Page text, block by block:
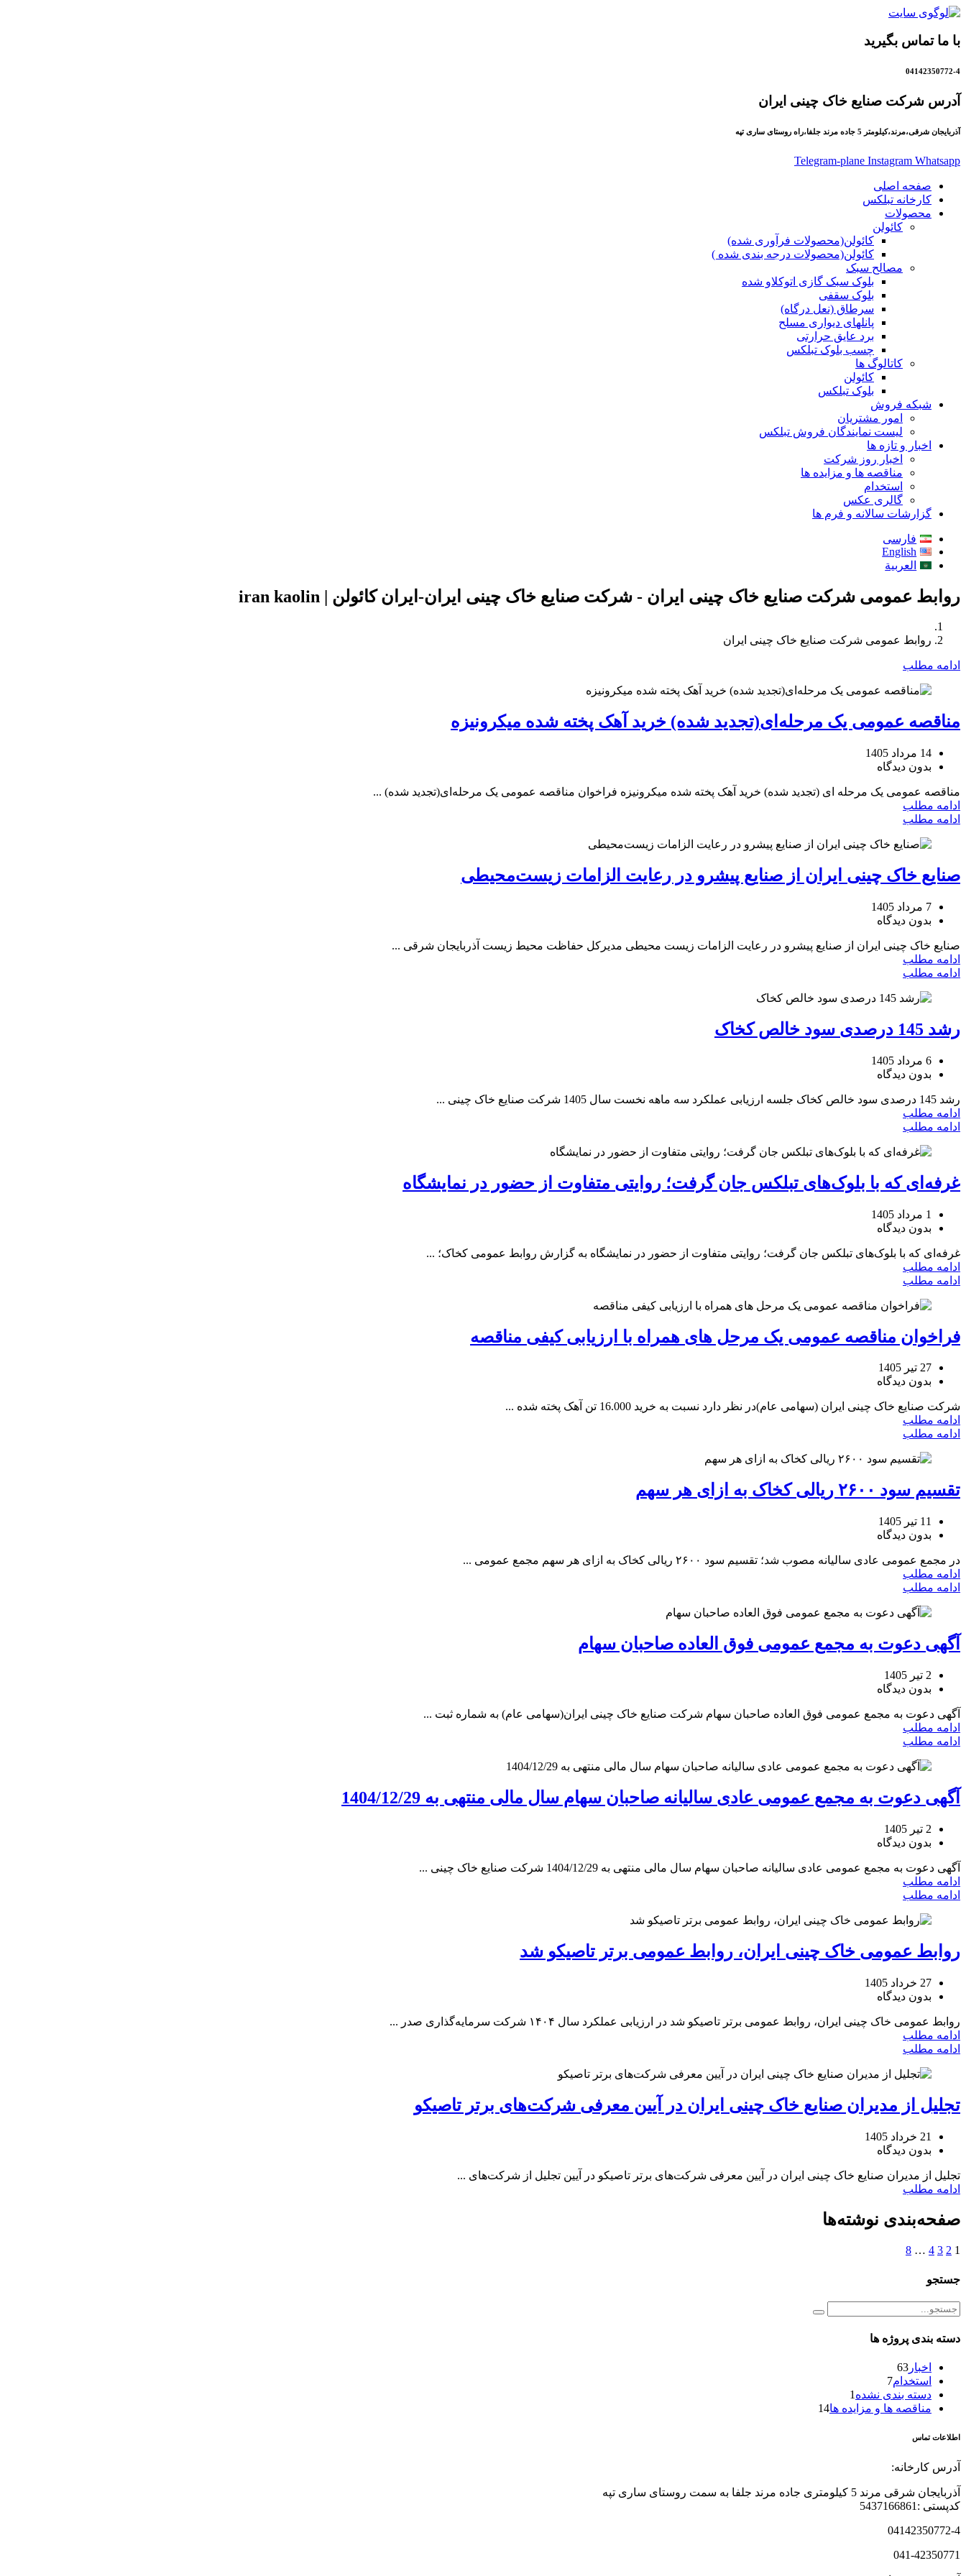
با ما تماس بگیرید
04142350772-4
آدرس شرکت صنایع خاک چینی ایران
آذربایجان شرقی،مرند،کیلومتر 5 جاده مرند جلفا،راه روستای ساری تپه
Telegram-plane Instagram Whatsapp
صفحه اصلی
کارخانه تبلکس
محصولات
کائولن
کائولن(محصولات فرآوری شده)
کائولن(محصولات درجه بندی شده )
مصالح سبک
بلوک سبک گازی اتوکلاو شده
بلوک سقفی
سرطاق (نعل درگاه)
پانلهای دیواری مسلح
برد عایق حرارتی
چسب بلوک تبلکس
کاتالوگ ها
کائولن
بلوک تبلکس
شبکه فروش
امور مشتریان
لیست نمایندگان فروش تبلکس
اخبار و تازه ها
اخبار روز شرکت
مناقصه ها و مزایده ها
استخدام
گالری عکس
گزارشات سالانه و فرم ها
فارسی
English
العربية
روابط عمومی شرکت صنایع خاک چینی ایران - شرکت صنایع خاک چینی ایران-ایران کائولن | iran kaolin
روابط عمومی شرکت صنایع خاک چینی ایران
ادامه مطلب
مناقصه عمومی یک مرحله‌ای(تجدید شده) خرید آهک پخته شده میکرونیزه
14 مرداد 1405
بدون دیدگاه
مناقصه عمومی یک مرحله ای (تجدید شده) خرید آهک پخته شده میکرونیزه فراخوان مناقصه عمومی یک مرحله‌ای(تجدید شده) ...
ادامه مطلب
ادامه مطلب
صنایع خاک چینی ایران از صنایع پیشرو در رعایت الزامات زیست‌محیطی
7 مرداد 1405
بدون دیدگاه
صنایع خاک چینی ایران از صنایع پیشرو در رعایت الزامات زیست‌ محیطی مدیرکل حفاظت محیط زیست آذربایجان شرقی ...
ادامه مطلب
ادامه مطلب
رشد 145 درصدی سود خالص کخاک
6 مرداد 1405
بدون دیدگاه
رشد 145 درصدی سود خالص کخاک جلسه ارزیابی عملکرد سه ماهه نخست سال 1405 شرکت صنایع خاک چینی ...
ادامه مطلب
ادامه مطلب
غرفه‌ای که با بلوک‌های تبلکس جان گرفت؛ روایتی متفاوت از حضور در نمایشگاه
1 مرداد 1405
بدون دیدگاه
غرفه‌ای که با بلوک‌های تبلکس جان گرفت؛ روایتی متفاوت از حضور در نمایشگاه به گزارش روابط عمومی کخاک؛ ...
ادامه مطلب
ادامه مطلب
فراخوان مناقصه عمومی یک مرحل های همراه با ارزیابی کیفی مناقصه
27 تیر 1405
بدون دیدگاه
شرکت صنایع خاک چینی ایران (سهامی عام)در نظر دارد نسبت به خرید 16.000 تن آهک پخته شده ...
ادامه مطلب
ادامه مطلب
تقسیم سود ۲۶۰۰ ریالی کخاک به ازای هر سهم
11 تیر 1405
بدون دیدگاه
در مجمع عمومی عادی سالیانه مصوب شد؛ تقسیم سود ۲۶۰۰ ریالی کخاک به ازای هر سهم مجمع عمومی ...
ادامه مطلب
ادامه مطلب
آگهی دعوت به مجمع عمومی فوق العاده صاحبان سهام
2 تیر 1405
بدون دیدگاه
آگهی دعوت به مجمع عمومی فوق العاده صاحبان سهام شرکت صنایع خاک چینی ایران(سهامی عام) به شماره ثبت ...
ادامه مطلب
ادامه مطلب
آگهی دعوت به مجمع عمومی عادی سالیانه صاحبان سهام سال مالی منتهی به 1404/12/29
2 تیر 1405
بدون دیدگاه
آگهی دعوت به مجمع عمومی عادی سالیانه صاحبان سهام سال مالی منتهی به 1404/12/29 شرکت صنایع خاک چینی ...
ادامه مطلب
ادامه مطلب
روابط عمومی خاک چینی ایران، روابط عمومی برتر تاصیکو شد
27 خرداد 1405
بدون دیدگاه
روابط عمومی خاک چینی ایران، روابط عمومی برتر تاصیکو شد در ارزیابی عملکرد سال ۱۴۰۴ شرکت سرمایه‌گذاری صدر ...
ادامه مطلب
ادامه مطلب
تجلیل از مدیران صنایع خاک چینی ایران در آیین معرفی شرکت‌های برتر تاصیکو
21 خرداد 1405
بدون دیدگاه
تجلیل از مدیران صنایع خاک چینی ایران در آیین معرفی شرکت‌های برتر تاصیکو در آیین تجلیل از شرکت‌های ...
ادامه مطلب
صفحه‌بندی نوشته‌ها
1
2
3
4
…
8
جستجو
دسته بندی پروژه ها
اخبار 63
استخدام7
دسته بندی نشده1
مناقصه ها و مزایده ها14
اطلاعات تماس
آدرس کارخانه:
آذربایجان شرقی مرند 5 کیلومتری جاده مرند جلفا به سمت روستای ساری تپه
کدپستی :5437166861
04142350772-4
041-42350771